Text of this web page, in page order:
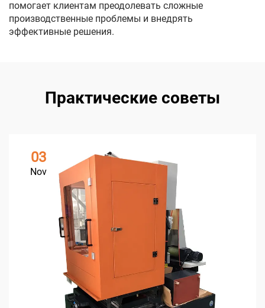
помогает клиентам преодолевать сложные
производственные проблемы и внедрять
эффективные решения.
Практические советы
03
Nov